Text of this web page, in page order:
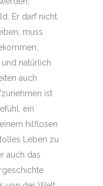
Er darf nicht
muss
natürlich
auch
ist
ein
hilflosen
Leben zu
auch das